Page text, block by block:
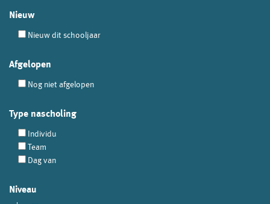
Nieuw
Nieuw dit schooljaar
Afgelopen
Nog niet afgelopen
Type nascholing
Individu
Team
Dag van
Niveau